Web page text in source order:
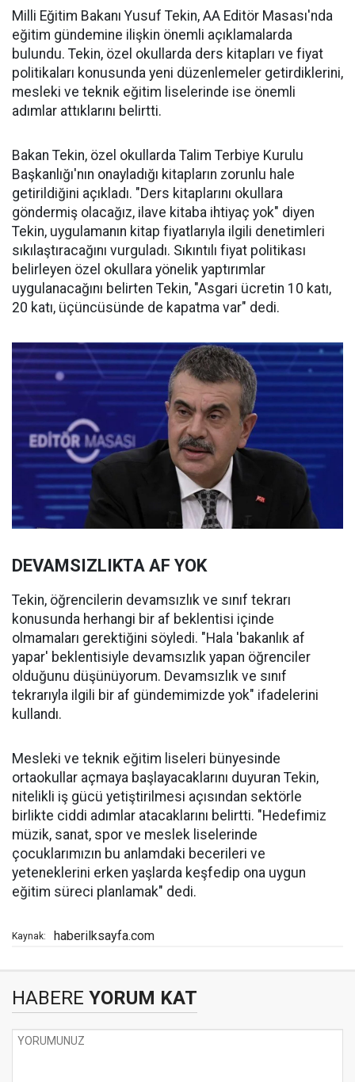
Milli Eğitim Bakanı Yusuf Tekin, AA Editör Masası'nda
eğitim gündemine ilişkin önemli açıklamalarda
bulundu. Tekin, özel okullarda ders kitapları ve fiyat
politikaları konusunda yeni düzenlemeler getirdiklerini,
mesleki ve teknik eğitim liselerinde ise önemli
adımlar attıklarını belirtti.
Bakan Tekin, özel okullarda Talim Terbiye Kurulu
Başkanlığı'nın onayladığı kitapların zorunlu hale
getirildiğini açıkladı. "Ders kitaplarını okullara
göndermiş olacağız, ilave kitaba ihtiyaç yok" diyen
Tekin, uygulamanın kitap fiyatlarıyla ilgili denetimleri
sıkılaştıracağını vurguladı. Sıkıntılı fiyat politikası
belirleyen özel okullara yönelik yaptırımlar
uygulanacağını belirten Tekin, "Asgari ücretin 10 katı,
20 katı, üçüncüsünde de kapatma var" dedi.
DEVAMSIZLIKTA AF YOK
Tekin, öğrencilerin devamsızlık ve sınıf tekrarı
konusunda herhangi bir af beklentisi içinde
olmamaları gerektiğini söyledi. "Hala 'bakanlık af
yapar' beklentisiyle devamsızlık yapan öğrenciler
olduğunu düşünüyorum. Devamsızlık ve sınıf
tekrarıyla ilgili bir af gündemimizde yok" ifadelerini
kullandı.
Mesleki ve teknik eğitim liseleri bünyesinde
ortaokullar açmaya başlayacaklarını duyuran Tekin,
nitelikli iş gücü yetiştirilmesi açısından sektörle
birlikte ciddi adımlar atacaklarını belirtti. "Hedefimiz
müzik, sanat, spor ve meslek liselerinde
çocuklarımızın bu anlamdaki becerileri ve
yeteneklerini erken yaşlarda keşfedip ona uygun
eğitim süreci planlamak" dedi.
Kaynak: haberilksayfa.com
HABERE YORUM KAT